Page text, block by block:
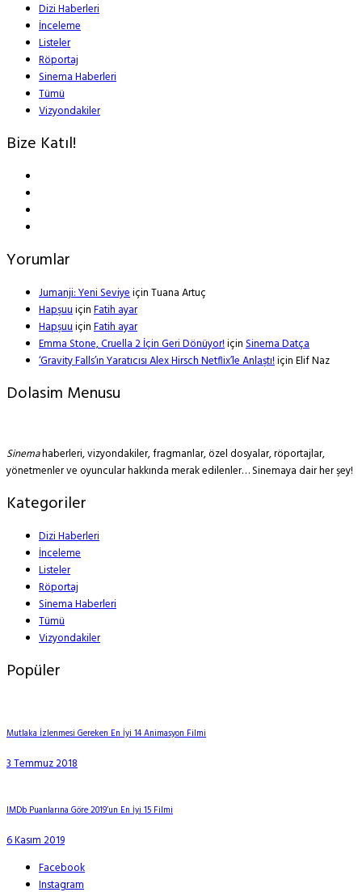
Dizi Haberleri
İnceleme
Listeler
Röportaj
Sinema Haberleri
Tümü
Vizyondakiler
Bize Katıl!
Yorumlar
Jumanji: Yeni SeviyeiçinTuana Artuç
HapşuuiçinFatih ayar
HapşuuiçinFatih ayar
Emma Stone, Cruella 2 İçin Geri Dönüyor!içinSinema Datça
‘Gravity Falls’ın Yaratıcısı Alex Hirsch Netflix’le Anlaştı!içinElif Naz
Dolasim Menusu
Sinemahaberleri, vizyondakiler, fragmanlar, özel dosyalar, röportajlar,
yönetmenler ve oyuncular hakkında merak edilenler… Sinemaya dair her şey!
Kategoriler
Dizi Haberleri
İnceleme
Listeler
Röportaj
Sinema Haberleri
Tümü
Vizyondakiler
Popüler
Mutlaka İzlenmesi Gereken En İyi 14 Animasyon Filmi
3 Temmuz 2018
IMDb Puanlarına Göre 2019’un En İyi 15 Filmi
6 Kasım 2019
Facebook
Instagram